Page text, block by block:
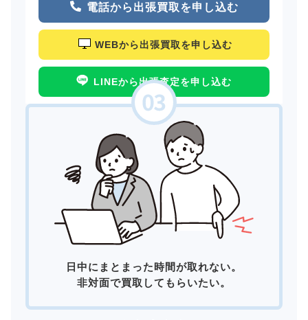
電話から出張買取を申し込む
WEBから出張買取を申し込む
LINEから出張査定を申し込む
日中にまとまった時間が取れない。
非対面で買取してもらいたい。